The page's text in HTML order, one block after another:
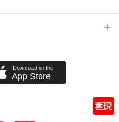
Download on the
App Store